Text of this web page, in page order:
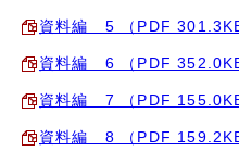
資料編 5 （PDF 301.3KB
資料編 6 （PDF 352.0KB
資料編 7 （PDF 155.0KB
資料編 8 （PDF 159.2KB